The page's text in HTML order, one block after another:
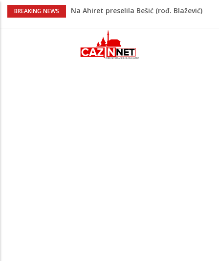
BREAKING NEWS
Na Ahiret preselila Bešić (rođ. Blažević)
Na Ahiret preselio ŠUPUK (Refik) ŠEFIK
Evo koje države su zasad za, a koje
protiv Infantina na izborima: Srbija i